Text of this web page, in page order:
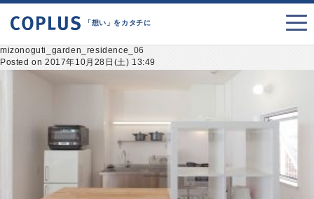
「想い」をカタチに
mizonoguti_garden_residence_06
Posted on 2017年10月28日(土) 13:49